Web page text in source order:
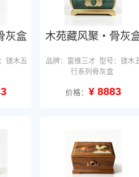
灰盒
镁木五
木苑藏风聚・骨灰
品牌：富维三才 型号：镁木
行系列骨灰盒
价格： ¥ 8883